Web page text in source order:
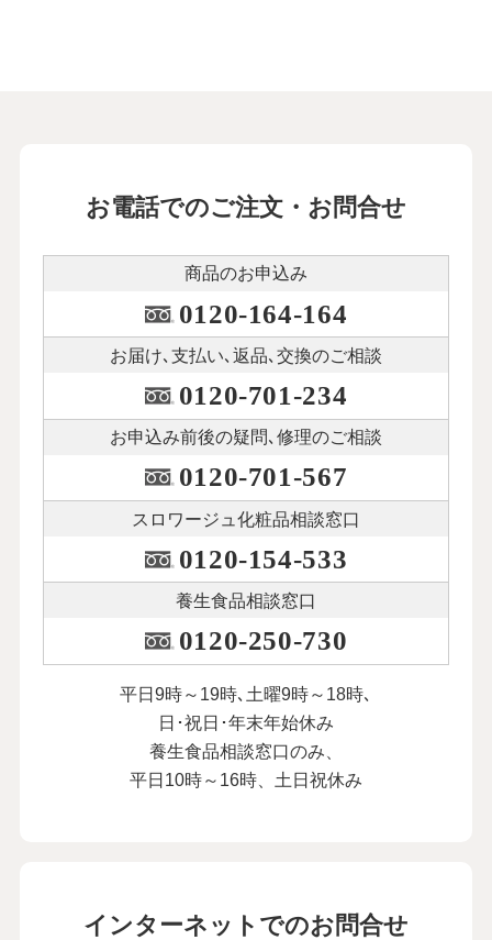
お電話でのご注文・お問合せ
商品のお申込み
0120-164-164
お届け､支払い､ 返品､交換のご相談
0120-701-234
お申込み前後の疑問､修理のご相談
0120-701-567
スロワージュ化粧品相談窓口
0120-154-533
養生食品相談窓口
0120-250-730
平日9時～19時､土曜9時～18時､
日･祝日･年末年始休み
養生食品相談窓口のみ、
平日10時～16時、土日祝休み
インターネットでのお問合せ